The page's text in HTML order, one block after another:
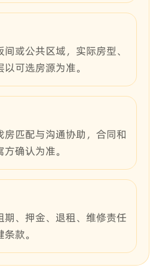
或公共区域，实际房型、
可选房源为准。
房匹配与沟通协助，合同和
确认为准。
期、押金、退租、维修责任
款。